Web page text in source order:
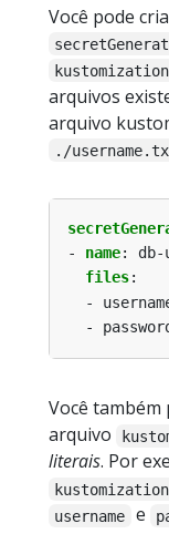
Você pode
arquivos
arquivo
./
- name:
db-
files:
-
-
Você
arquivo
literais. Por
username e